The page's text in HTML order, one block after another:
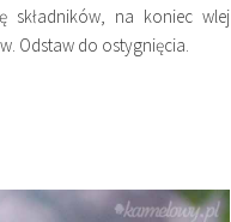
składników, na koniec wlej
Odstaw do ostygnięcia.